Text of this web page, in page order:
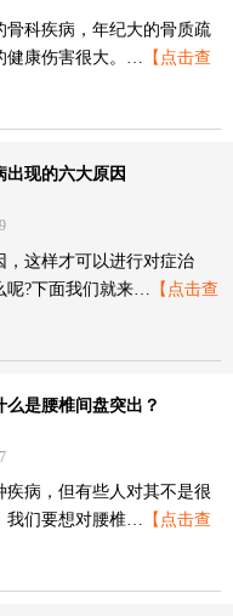
科疾病，年纪大的骨质疏
健康伤害很大。… 【点击查
出现的六大原因
，这样才可以进行对症治
?下面我们就来…
【点击查
是腰椎间盘突出？
病，但有些人对其不是很
我们要想对腰椎… 【点击查